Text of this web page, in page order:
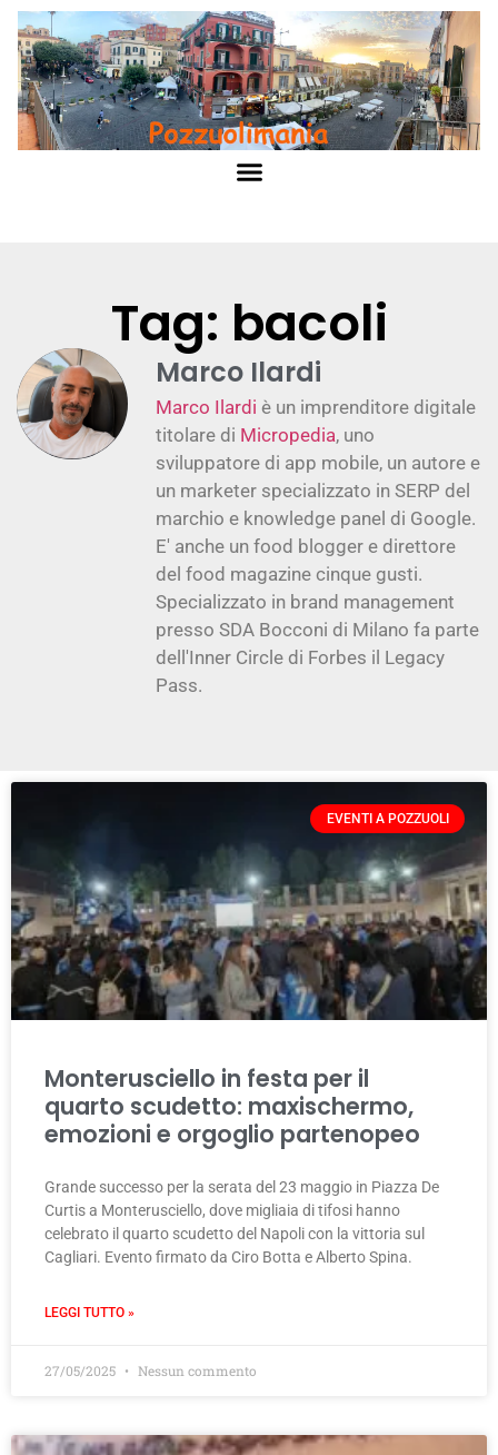
Tag: bacoli
Marco Ilardi
Marco Ilardi è un imprenditore digitale
titolare di Micropedia, uno
sviluppatore di app mobile, un autore e
un marketer specializzato in SERP del
marchio e knowledge panel di Google.
E' anche un food blogger e direttore
del food magazine cinque gusti.
Specializzato in brand management
presso SDA Bocconi di Milano fa parte
dell'Inner Circle di Forbes il Legacy
Pass.
EVENTI A POZZUOLI
Monterusciello in festa per il
quarto scudetto: maxischermo,
emozioni e orgoglio partenopeo
Grande successo per la serata del 23 maggio in Piazza De
Curtis a Monterusciello, dove migliaia di tifosi hanno
celebrato il quarto scudetto del Napoli con la vittoria sul
Cagliari. Evento firmato da Ciro Botta e Alberto Spina.
LEGGI TUTTO »
27/05/2025 Nessun commento